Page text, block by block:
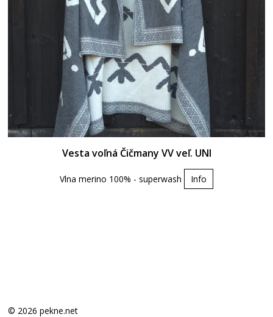
Vesta voľná Čičmany VV veľ. UNI
Vlna merino 100% - superwash Info
© 2026 pekne.net